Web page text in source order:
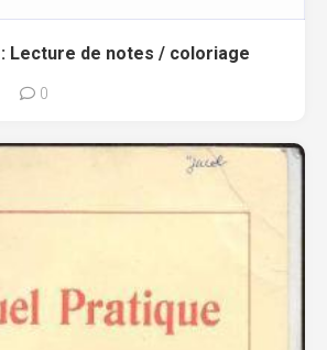
Lecture de notes / coloriage
0